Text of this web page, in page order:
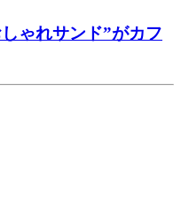
ゃれサンド”がカフ